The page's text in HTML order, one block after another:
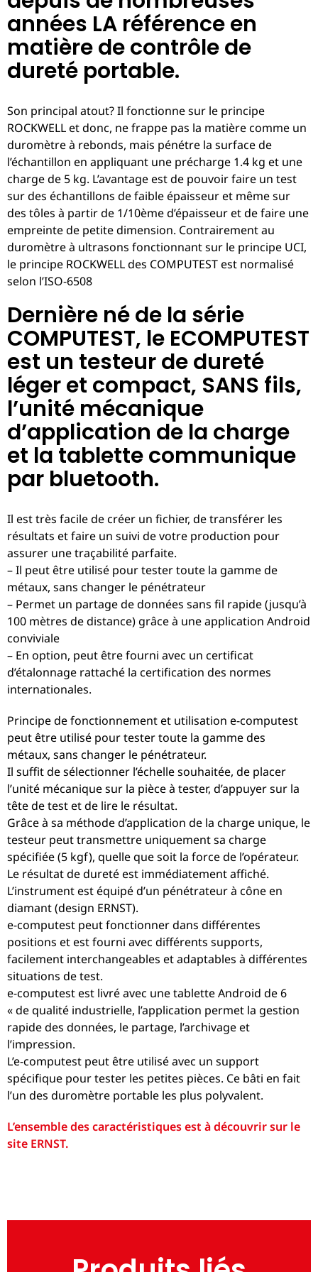
années LA référence en
matière de contrôle de
dureté portable.
Son principal atout? Il fonctionne sur le principe
ROCKWELL et donc, ne frappe pas la matière comme un
duromètre à rebonds, mais pénétre la surface de
l’échantillon en appliquant une précharge 1.4 kg et une
charge de 5 kg. L’avantage est de pouvoir faire un test
sur des échantillons de faible épaisseur et même sur
des tôles à partir de 1/10ème d’épaisseur et de faire une
empreinte de petite dimension. Contrairement au
duromètre à ultrasons fonctionnant sur le principe UCI,
le principe ROCKWELL des COMPUTEST est normalisé
selon l’ISO-6508
Dernière né de la série
COMPUTEST, le ECOMPUTEST
est un testeur de dureté
léger et compact, SANS fils,
l’unité mécanique
d’application de la charge
et la tablette communique
par bluetooth.
Il est très facile de créer un fichier, de transférer les
résultats et faire un suivi de votre production pour
assurer une traçabilité parfaite.
– Il peut être utilisé pour tester toute la gamme de
métaux, sans changer le pénétrateur
– Permet un partage de données sans fil rapide (jusqu’à
100 mètres de distance) grâce à une application Android
conviviale
– En option, peut être fourni avec un certificat
d’étalonnage rattaché la certification des normes
internationales.
Principe de fonctionnement et utilisation e-computest
peut être utilisé pour tester toute la gamme des
métaux, sans changer le pénétrateur.
Il suffit de sélectionner l’échelle souhaitée, de placer
l’unité mécanique sur la pièce à tester, d’appuyer sur la
tête de test et de lire le résultat.
Grâce à sa méthode d’application de la charge unique, le
testeur peut transmettre uniquement sa charge
spécifiée (5 kgf), quelle que soit la force de l’opérateur.
Le résultat de dureté est immédiatement affiché.
L’instrument est équipé d’un pénétrateur à cône en
diamant (design ERNST).
e-computest peut fonctionner dans différentes
positions et est fourni avec différents supports,
facilement interchangeables et adaptables à différentes
situations de test.
e-computest est livré avec une tablette Android de 6
« de qualité industrielle, l’application permet la gestion
rapide des données, le partage, l’archivage et
l’impression.
L’e-computest peut être utilisé avec un support
spécifique pour tester les petites pièces. Ce bâti en fait
l’un des duromètre portable les plus polyvalent.
L’ensemble des caractéristiques est à découvrir sur le
site ERNST.